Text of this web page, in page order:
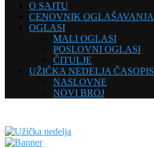
O SAJTU
CENOVNIK OGLAŠAVANJA
OGLASI
MALI OGLASI
POSLOVNI OGLASI
ČITULJE
UŽIČKA NEDELJA ČASOPIS
NASLOVNE
NOVI BROJ